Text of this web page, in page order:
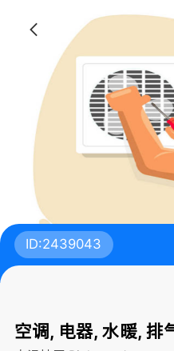
ID:2439043
空调, 电器, 水暖, 排